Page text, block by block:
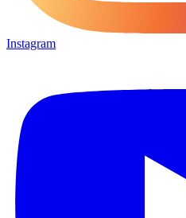
Instagram